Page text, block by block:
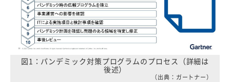
図1：パンデミック対策プログラムのプロセス（詳細は
後述）
（出典：ガートナー）